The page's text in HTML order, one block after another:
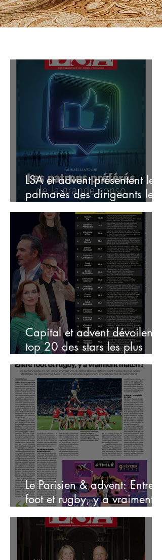
LSA et advent présentent le
palmarès des dirigeants les
plus influents et inspirants
Capital et advent dévoilent le
top 20 des stars les plus
bankables
Le Parisien & advent: Entre
foot et rugby, y a vraiment
match ?